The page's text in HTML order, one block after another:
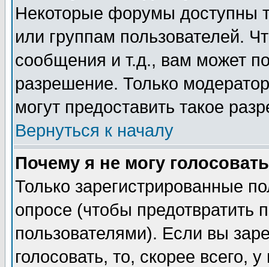
Некоторые форумы доступны
или группам пользователей.
сообщения и т.д., вам может
разрешение. Только
могут предоставить такое
Вернуться к началу
Почему я не могу
Только зарегистрированные
опросе (чтобы предотвратить
пользователями). Если вы
голосовать, то, скорее всего,